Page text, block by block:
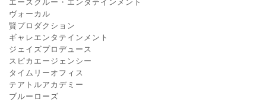
エースクルー・エンタテインメント
ヴォーカル
賢プロダクション
ギャレエンタテインメント
ジェイズプロデュース
スピカエージェンシー
タイムリーオフィス
テアトルアカデミー
ブルーローズ